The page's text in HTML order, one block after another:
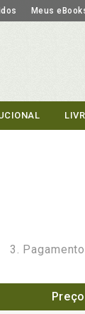
Meus
3. Pagamento
Preço